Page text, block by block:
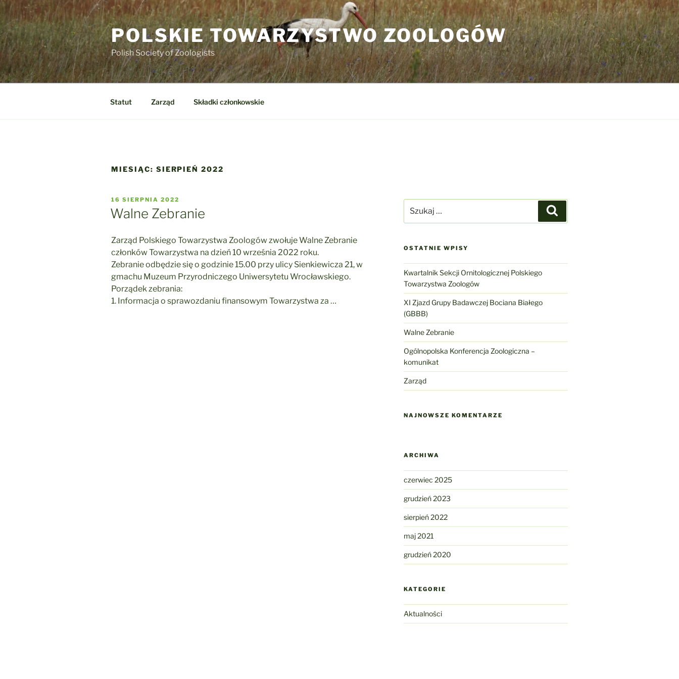
Przejdź
treści
POLSKIE TOWARZYSTWO ZOOLOGÓW
Polish Society of Zoologists
Statut Zarząd Składki członkowskie
MIESIĄC: SIERPIEŃ 2022
OPUBLIKOWANE
W
16 SIERPNIA 2022
Walne Zebranie
Zarząd Polskiego Towarzystwa Zoologów zwołuje Walne Zebranie
członków Towarzystwa na dzień 10 września 2022 roku.
Zebranie odbędzie się o godzinie 15.00 przy ulicy Sienkiewicza 21, w
gmachu Muzeum Przyrodniczego Uniwersytetu Wrocławskiego.
Porządek zebrania:
1. Informacja o sprawozdaniu finansowym Towarzystwa za …
OSTATNIE WPISY
Kwartalnik Sekcji Ornitologicznej Polskiego
Towarzystwa Zoologów
XI Zjazd Grupy Badawczej Bociana Białego
(GBBB)
Walne Zebranie
Ogólnopolska Konferencja Zoologiczna –
komunikat
Zarząd
NAJNOWSZE KOMENTARZE
ARCHIWA
czerwiec 2025
grudzień 2023
sierpień 2022
maj 2021
grudzień 2020
KATEGORIE
Aktualności